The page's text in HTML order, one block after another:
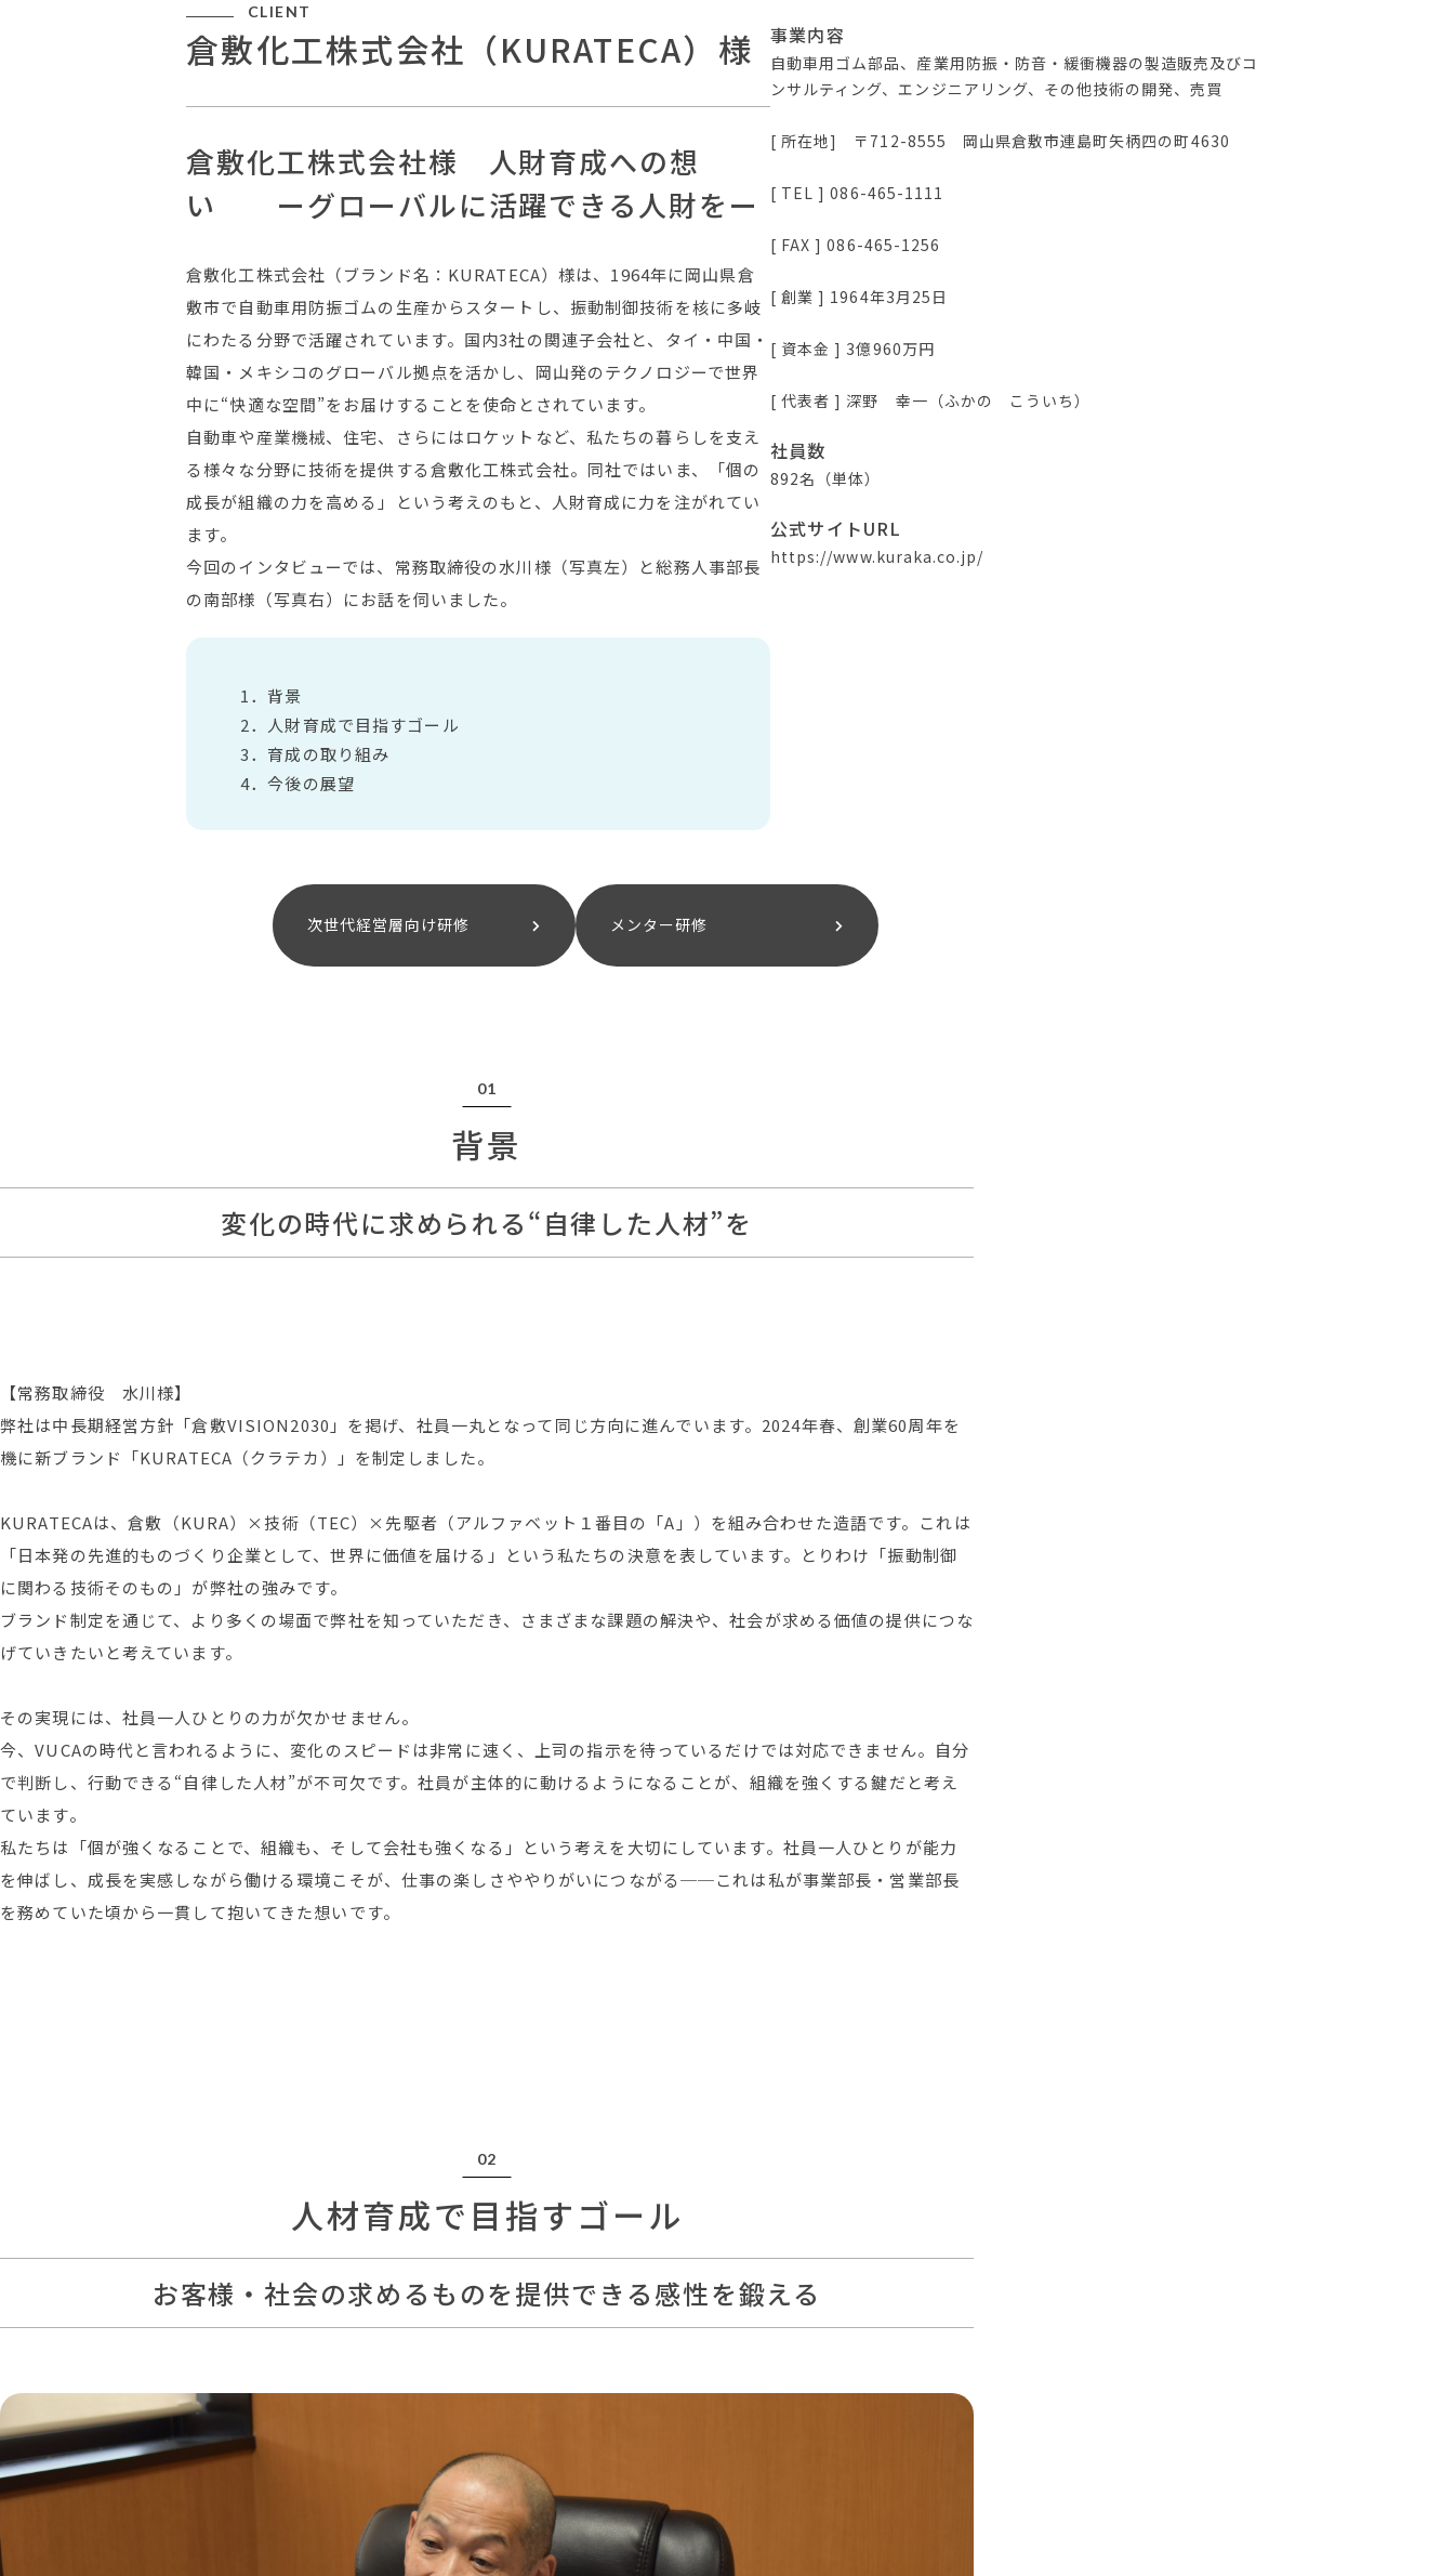
CLIENT
倉敷化工株式会社（KURATECA）様
倉敷化工株式会社様 人財育成への想
い ーグローバルに活躍できる人財をー
倉敷化工株式会社（ブランド名：KURATECA）様は、1964年に岡山県倉
敷市で自動車用防振ゴムの生産からスタートし、振動制御技術を核に多岐
にわたる分野で活躍されています。国内3社の関連子会社と、タイ・中国・
韓国・メキシコのグローバル拠点を活かし、岡山発のテクノロジーで世界
中に“快適な空間”をお届けすることを使命とされています。
自動車や産業機械、住宅、さらにはロケットなど、私たちの暮らしを支え
る様々な分野に技術を提供する倉敷化工株式会社。同社ではいま、「個の
成長が組織の力を高める」という考えのもと、人財育成に力を注がれてい
ます。
今回のインタビューでは、常務取締役の水川様（写真左）と総務人事部長
の南部様（写真右）にお話を伺いました。
1．背景
2．人財育成で目指すゴール
3．育成の取り組み
4．今後の展望
事業内容
自動車用ゴム部品、産業用防振・防音・緩衝機器の製造販売及びコ
ンサルティング、エンジニアリング、その他技術の開発、売買
[ 所在地] 〒712-8555 岡山県倉敷市連島町矢柄四の町4630
[ TEL ] 086-465-1111
[ FAX ] 086-465-1256
[ 創業 ] 1964年3月25日
[ 資本金 ] 3億960万円
[ 代表者 ] 深野 幸一（ふかの こういち）
社員数
892名（単体）
公式サイトURL
https://www.kuraka.co.jp/
次世代経営層向け研修 メンター研修
01
背景
変化の時代に求められる“自律した人材”を
【常務取締役 水川様】
弊社は中長期経営方針「倉敷VISION2030」を掲げ、社員一丸となって同じ方向に進んでいます。2024年春、創業60周年を
機に新ブランド「KURATECA（クラテカ）」を制定しました。
KURATECAは、倉敷（KURA）×技術（TEC）×先駆者（アルファベット１番目の「A」）を組み合わせた造語です。これは
「日本発の先進的ものづくり企業として、世界に価値を届ける」という私たちの決意を表しています。とりわけ「振動制御
に関わる技術そのもの」が弊社の強みです。
ブランド制定を通じて、より多くの場面で弊社を知っていただき、さまざまな課題の解決や、社会が求める価値の提供につな
げていきたいと考えています。
その実現には、社員一人ひとりの力が欠かせません。
今、VUCAの時代と言われるように、変化のスピードは非常に速く、上司の指示を待っているだけでは対応できません。自分
で判断し、行動できる“自律した人材”が不可欠です。社員が主体的に動けるようになることが、組織を強くする鍵だと考え
ています。
私たちは「個が強くなることで、組織も、そして会社も強くなる」という考えを大切にしています。社員一人ひとりが能力
を伸ばし、成長を実感しながら働ける環境こそが、仕事の楽しさややりがいにつながる──これは私が事業部長・営業部長
を務めていた頃から一貫して抱いてきた想いです。
02
人材育成で目指すゴール
お客様・社会の求めるものを提供できる感性を鍛える